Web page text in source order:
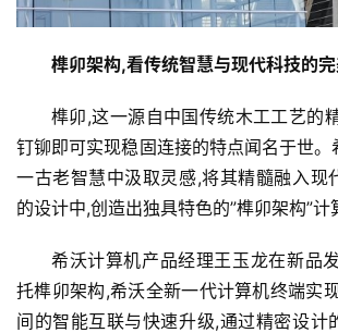
榫卯架构,看传统智慧与现代科技的
榫卯,这一源自中国传统木工工艺的
钉铆即可实现稳固连接的特点闻名于世
一古老智慧中汲取灵感,将其精髓融入现
的设计中,创造出独具特色的”榫卯架构”计
希沃计算机产品经理王玉龙在新品
托榫卯架构,希沃全新一代计算机终端实
间的智能互联与快速升级,通过精密设计